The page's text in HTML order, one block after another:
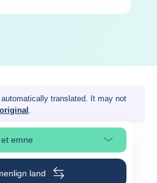
translated. It may not
original .
emne
Velg avsnitt på siden
land